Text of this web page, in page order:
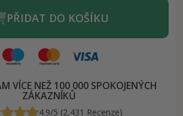
PŘIDAT DO KOŠÍKU
VÍCE NEŽ 100 000 SPOKOJENÝCH
ZÁKAZNÍKŮ
4.9/5 (2,431 Recenze)